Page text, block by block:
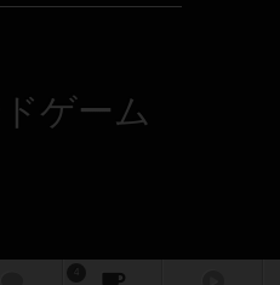
ゲーム